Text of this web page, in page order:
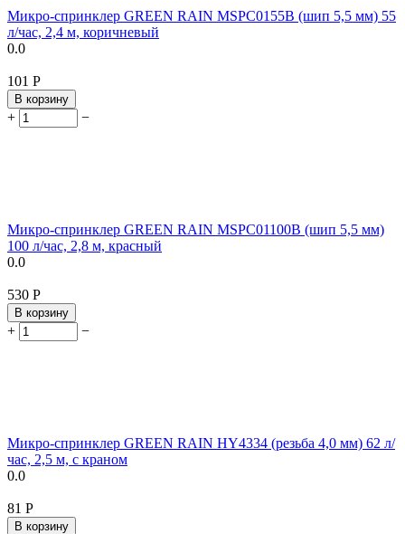
Микро-спринклер GREEN RAIN MSPC0155B (шип 5,5 мм) 55
л/час, 2,4 м, коричневый
0.0
‍101‍ Р
В корзину
+ −
Микро-спринклер GREEN RAIN MSPC01100B (шип 5,5 мм)
100 л/час, 2,8 м, красный
0.0
‍530‍ Р
В корзину
+ −
Микро-спринклер GREEN RAIN HY4334 (резьба 4,0 мм) 62 л/
час, 2,5 м, с краном
0.0
‍81‍ Р
В корзину